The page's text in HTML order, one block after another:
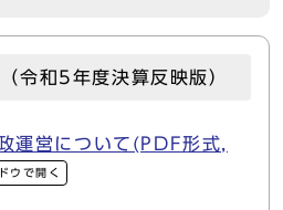
令和5年度決算反映版）
運営について(PDF形式,
ウで開く